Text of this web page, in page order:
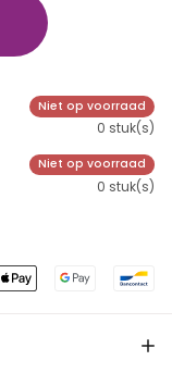
Niet op voorraad
0 stuk(s)
Niet op voorraad
0 stuk(s)